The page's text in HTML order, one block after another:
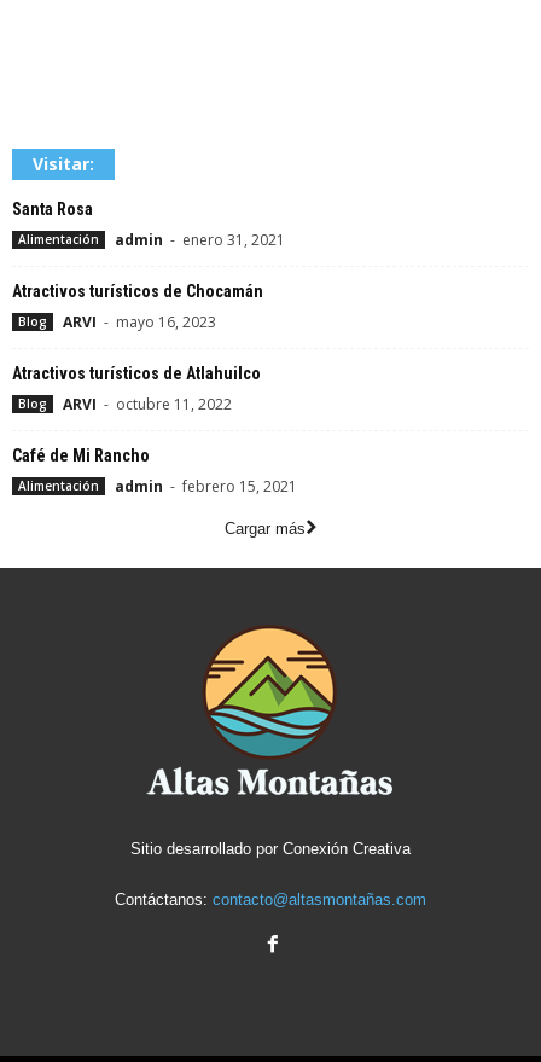
Visitar:
Santa Rosa
Alimentación admin - enero 31, 2021
Atractivos turísticos de Chocamán
Blog ARVI - mayo 16, 2023
Atractivos turísticos de Atlahuilco
Blog ARVI - octubre 11, 2022
Café de Mi Rancho
Alimentación admin - febrero 15, 2021
Cargar más
Sitio desarrollado por Conexión Creativa
Contáctanos: contacto@altasmontañas.com